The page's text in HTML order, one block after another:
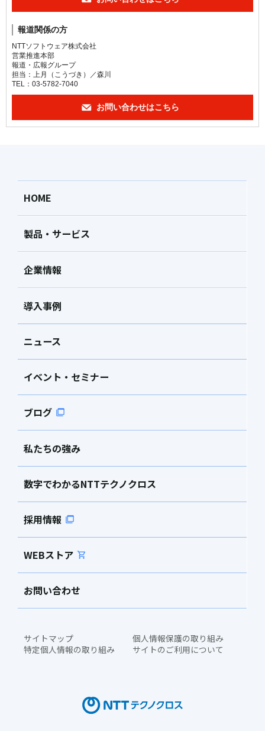
報道関係の方
NTTソフトウェア株式会社
営業推進本部
報道・広報グループ
担当：上月（こうづき）／森川
TEL：03-5782-7040
お問い合わせはこちら
HOME
製品・サービス
企業情報
導入事例
ニュース
イベント・セミナー
ブログ
私たちの強み
数字でわかるNTTテクノクロス
採用情報
WEBストア
お問い合わせ
サイトマップ
個人情報保護の取り組み
特定個人情報の取り組み
サイトのご利用について